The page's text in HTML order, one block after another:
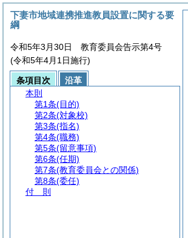
下妻市地域連携推進教員設置に関する要
綱
令和5年3月30日 教育委員会告示第4号
(令和5年4月1日施行)
条項目次
沿革
本則
第1条(目的)
第2条(対象校)
第3条(指名)
第4条(職務)
第5条(留意事項)
第6条(任期)
第7条(教育委員会との関係)
第8条(委任)
付 則